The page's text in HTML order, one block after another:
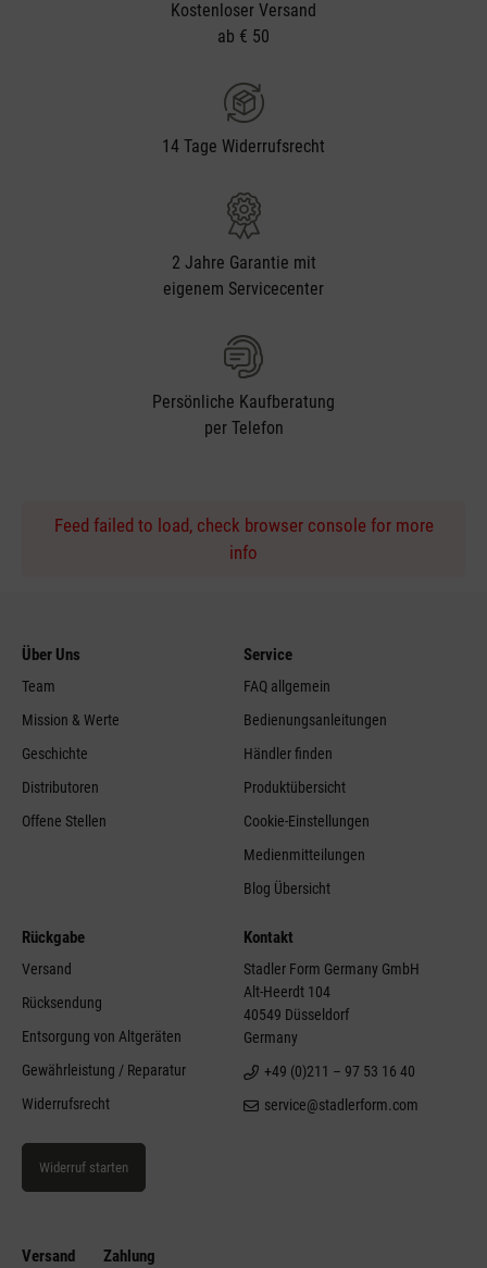
Kostenloser Versand
ab € 50
14 Tage Widerrufsrecht
2 Jahre Garantie mit
eigenem Servicecenter
Persönliche Kaufberatung
per Telefon
Feed failed to load, check browser console for more
info
Versand Zahlung
Über Uns
Team
Mission & Werte
Geschichte
Distributoren
Offene Stellen
Service
FAQ allgemein
Bedienungsanleitungen
Händler finden
Produktübersicht
Cookie-Einstellungen
Medienmitteilungen
Blog Übersicht
Rückgabe
Versand
Rücksendung
Entsorgung von Altgeräten
Gewährleistung / Reparatur
Widerrufsrecht
Widerruf starten
Kontakt
Stadler Form Germany GmbH
Alt-Heerdt 104
40549 Düsseldorf
Germany
+49 (0)211 – 97 53 16 40
service@stadlerform.com